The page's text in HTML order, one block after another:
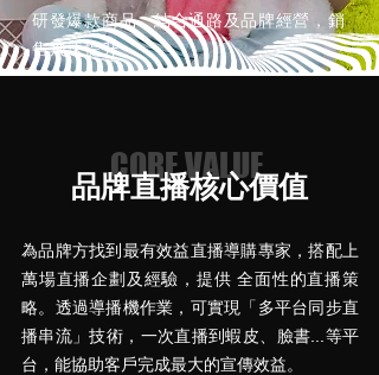
研發爆款商品，結合通路及品牌經營，銷
售飛速提升
CORE VALUE
品牌直播核心價值
為品牌方找到最有效益直播導購專家，搭配上
萬場直播企劃及經驗，提供 全面性的直播策
略。透過導播機作業，可實現
「多平台同步直
播串流」技術，一次直播到蝦皮、臉書...等平
台，能協助客戶完成最大的宣傳效益。